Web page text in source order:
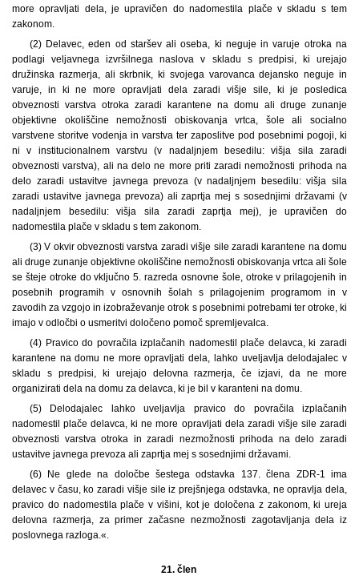
more opravljati dela, je upravičen do nadomestila plače v skladu s tem
zakonom.
(2) Delavec, eden od staršev ali oseba, ki neguje in varuje otroka na
podlagi veljavnega izvršilnega naslova v skladu s predpisi, ki urejajo
družinska razmerja, ali skrbnik, ki svojega varovanca dejansko neguje in
varuje, in ki ne more opravljati dela zaradi višje sile, ki je posledica
obveznosti varstva otroka zaradi karantene na domu ali druge zunanje
objektivne okoliščine nemožnosti obiskovanja vrtca, šole ali socialno
varstvene storitve vodenja in varstva ter zaposlitve pod posebnimi pogoji, ki
ni v institucionalnem varstvu (v nadaljnjem besedilu: višja sila zaradi
obveznosti varstva), ali na delo ne more priti zaradi nemožnosti prihoda na
delo zaradi ustavitve javnega prevoza (v nadaljnjem besedilu: višja sila
zaradi ustavitve javnega prevoza) ali zaprtja mej s sosednjimi državami (v
nadaljnjem besedilu: višja sila zaradi zaprtja mej), je upravičen do
nadomestila plače v skladu s tem zakonom.
(3) V okvir obveznosti varstva zaradi višje sile zaradi karantene na domu
ali druge zunanje objektivne okoliščine nemožnosti obiskovanja vrtca ali šole
se šteje otroke do vključno 5. razreda osnovne šole, otroke v prilagojenih in
posebnih programih v osnovnih šolah s prilagojenim programom in v
zavodih za vzgojo in izobraževanje otrok s posebnimi potrebami ter otroke, ki
imajo v odločbi o usmeritvi določeno pomoč spremljevalca.
(4) Pravico do povračila izplačanih nadomestil plače delavca, ki zaradi
karantene na domu ne more opravljati dela, lahko uveljavlja delodajalec v
skladu s predpisi, ki urejajo delovna razmerja, če izjavi, da ne more
organizirati dela na domu za delavca, ki je bil v karanteni na domu.
(5) Delodajalec lahko uveljavlja pravico do povračila izplačanih
nadomestil plače delavca, ki ne more opravljati dela zaradi višje sile zaradi
obveznosti varstva otroka in zaradi nezmožnosti prihoda na delo zaradi
ustavitve javnega prevoza ali zaprtja mej s sosednjimi državami.
(6) Ne glede na določbe šestega odstavka 137. člena ZDR-1 ima
delavec v času, ko zaradi višje sile iz prejšnjega odstavka, ne opravlja dela,
pravico do nadomestila plače v višini, kot je določena z zakonom, ki ureja
delovna razmerja, za primer začasne nezmožnosti zagotavljanja dela iz
poslovnega razloga.«.
21. člen